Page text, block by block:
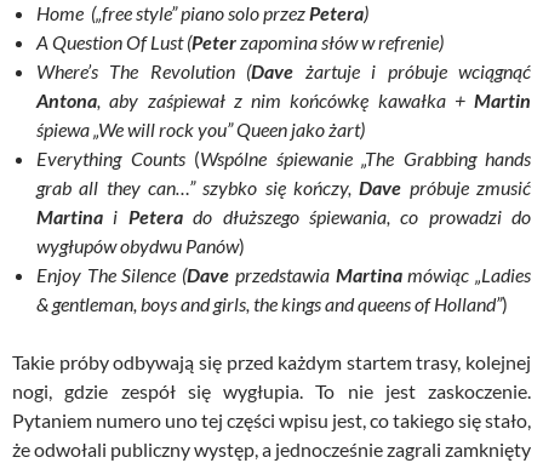
Home („free style” piano solo przezPetera)
A Question Of Lust (Peterzapomina słów w refrenie)
Where’s The Revolution (Dave żartuje i próbuje wciągnąć
Antona, aby zaśpiewał z nim końcówkę kawałka + Martin
śpiewa „We will rock you” Queen jako żart)
Everything Counts(Wspólne śpiewanie „The Grabbing hands
grab all they can…” szybko się kończy,Dave próbuje zmusić
Martina i Peterado dłuższego śpiewania, co prowadzi do
wygłupów obydwu Panów)
Enjoy The Silence (Dave przedstawia Martinamówiąc „Ladies
& gentleman, boys and girls, the kings and queens of Holland”)
Takie próby odbywają się przed każdym startem trasy, kolejnej
nogi, gdzie zespół się wygłupia. To nie jest zaskoczenie.
Pytaniem numero uno tej części wpisu jest, co takiego się stało,
że odwołali publiczny występ, a jednocześnie zagrali zamknięty